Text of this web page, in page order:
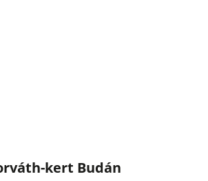
kert Budán